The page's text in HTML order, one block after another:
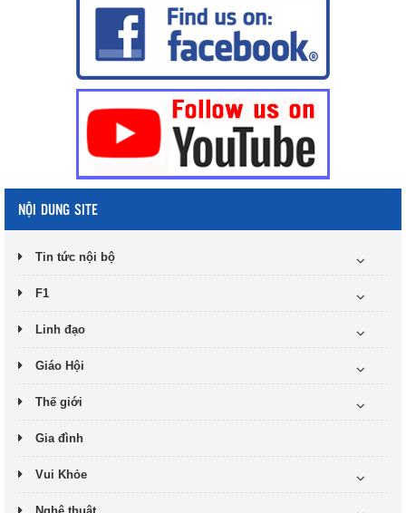
NỘI DUNG SITE
Tin tức nội bộ
F1
Linh đạo
Giáo Hội
Thế giới
Gia đình
Vui Khỏe